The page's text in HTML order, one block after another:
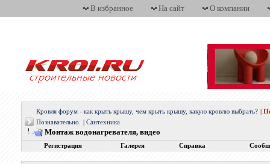
В избранное На сайт О компании
Кровля форум - как крыть крышу, чем крыть крышу, какую кровлю выбрать?
Познавательно.
Сантехника
Монтаж водонагревателя, видео
Регистрация Галерея Справка